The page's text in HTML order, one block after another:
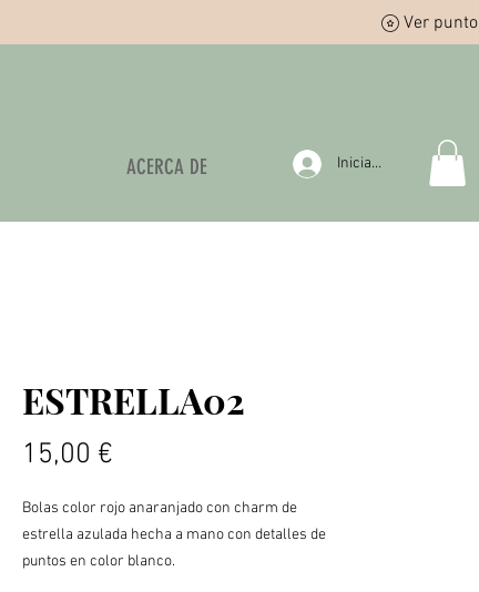
Ver
ESTRELLA02
15,00 €
Bolas color rojo anaranjado con charm de
estrella azulada hecha a mano con detalles de
puntos en color blanco.
ACERCA DE Iniciar sesión